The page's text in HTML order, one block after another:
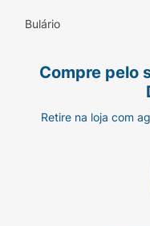
Bulário
Compre pelo
Retire na loja com